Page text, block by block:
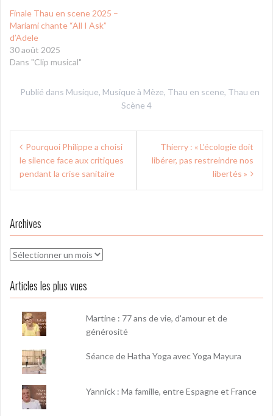
Finale Thau en scene 2025 –
Mariami chante “All I Ask”
d’Adele
30 août 2025
Dans "Clip musical"
Publié dans Musique, Musique à Mèze, Thau en scene, Thau en
Scène 4
Navigation
de
l’article
Pourquoi Philippe a choisi
le silence face aux critiques
pendant la crise sanitaire
Thierry : « L’écologie doit
libérer, pas restreindre nos
libertés »
Archives
Archives
Articles les plus vues
Martine : 77 ans de vie, d'amour et de
générosité
Séance de Hatha Yoga avec Yoga Mayura
Yannick : Ma famille, entre Espagne et France